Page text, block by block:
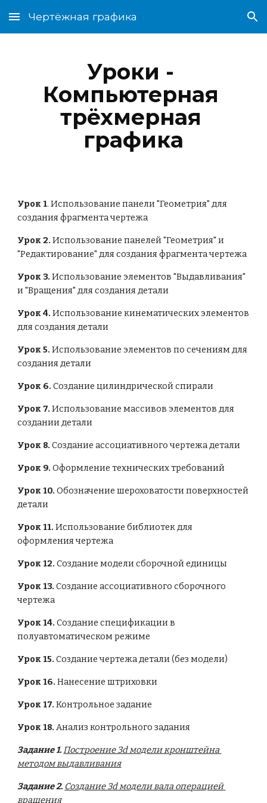
Skip to main content Skip to navigation
Чертёжная графика
Уроки -
Компьютерная
трёхмерная
графика
Урок 1. Использование панели "Геометрия" для
создания фрагмента чертежа
Урок 2. Использование панелей "Геометрия" и
"Редактирование" для создания фрагмента чертежа
Урок 3. Использование элементов "Выдавливания"
и "Вращения" для создания детали
Урок 4. Использование кинематических элементов
для создания детали
Урок 5. Использование элементов по сечениям для
создания детали
Урок 6. Создание цилиндрической спирали
Урок 7. Использование массивов элементов для
создании детали
Урок 8. Создание ассоциативного чертежа детали
Урок 9. Оформление технических требований
Урок 10. Обозначение шероховатости поверхностей
детали
Урок 11. Использование библиотек для
оформления чертежа
Урок 12. Создание модели сборочной единицы
Урок 13. Создание ассоциативного сборочного
чертежа
Урок 14. Создание спецификации в
полуавтоматическом режиме
Урок 15. Создание чертежа детали (без модели)
Урок 16. Нанесение штриховки
Урок 17. Контрольное задание
Урок 18. Анализ контрольного задания
Задание 1.Построение 3d модели кронштейна
методом выдавливания
Задание 2. Создание 3d модели вала операцией
вращения